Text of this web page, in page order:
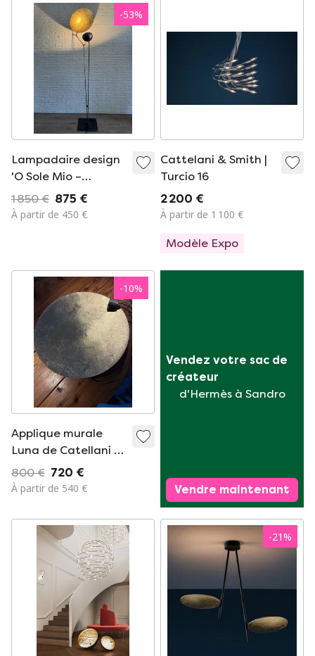
-53%
Lampadaire design
'O Sole Mio –
Catellani & Smith
(années 80/90)
1 850 € 875 €
À partir de 450 €
Cattelani & Smith |
Turcio 16
2 200 €
À partir de 1 100 €
Modèle Expo
-10%
Applique murale
Luna de Catellani &
Smith
800 € 720 €
À partir de 540 €
Vendez votre sac de
créateur
d'Hermès à Sandro
Vendre maintenant
-21%